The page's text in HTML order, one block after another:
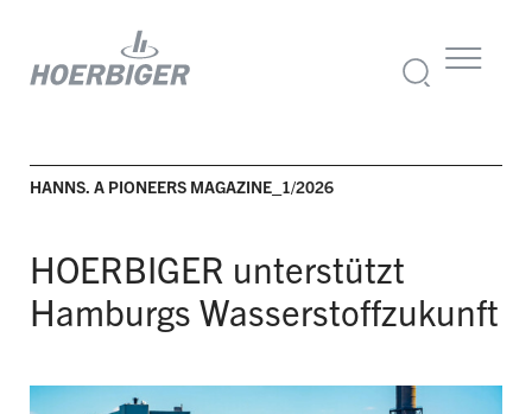
HANNS. A PIONEERS MAGAZINE_1/2026
HOERBIGER unterstützt
Hamburgs Wasserstoffzukunft